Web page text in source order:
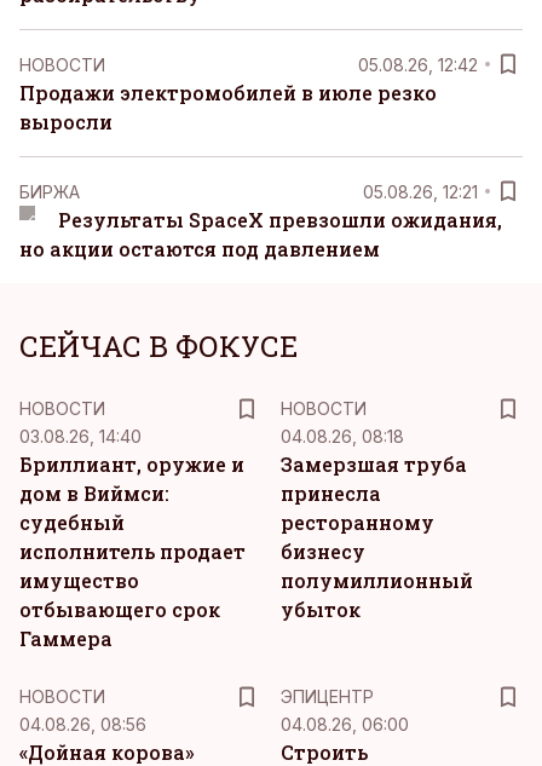
НОВОСТИ 05.08.26, 12:42
Продажи электромобилей в июле резко
выросли
БИРЖА 05.08.26, 12:21
Результаты SpaceX превзошли ожидания,
но акции остаются под давлением
СЕЙЧАС В ФОКУСЕ
НОВОСТИ
03.08.26, 14:40
Бриллиант, оружие и
дом в Виймси:
судебный
исполнитель продает
имущество
отбывающего срок
Гаммера
НОВОСТИ
04.08.26, 08:18
Замерзшая труба
принесла
ресторанному
бизнесу
полумиллионный
убыток
НОВОСТИ
04.08.26, 08:56
«Дойная корова»
ЭПИЦЕНТР
04.08.26, 06:00
Строить